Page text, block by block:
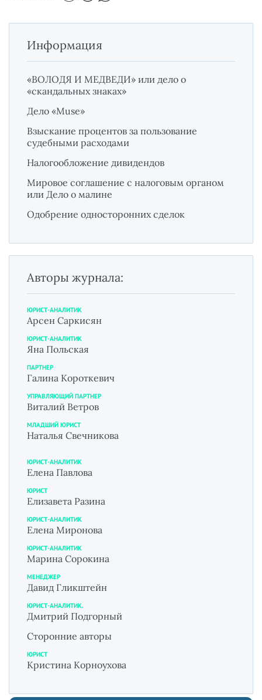
Информация
«ВОЛОДЯ И МЕДВЕДИ» или дело о
«скандальных знаках»
Дело «Muse»
Взыскание процентов за пользование
судебными расходами
Налогообложение дивидендов
Мировое соглашение с налоговым органом
или Дело о малине
Одобрение односторонних сделок
Авторы журнала:
ЮРИСТ-АНАЛИТИК
Арсен Саркисян
ЮРИСТ-АНАЛИТИК
Яна Польская
ПАРТНЕР
Галина Короткевич
УПРАВЛЯЮЩИЙ ПАРТНЕР
Виталий Ветров
МЛАДШИЙ ЮРИСТ
Наталья Свечникова
ЮРИСТ-АНАЛИТИК
Елена Павлова
ЮРИСТ
Елизавета Разина
ЮРИСТ-АНАЛИТИК
Елена Миронова
ЮРИСТ-АНАЛИТИК
Марина Сорокина
МЕНЕДЖЕР
Давид Гликштейн
ЮРИСТ-АНАЛИТИК.
Дмитрий Подгорный
Сторонние авторы
ЮРИСТ
Кристина Корноухова